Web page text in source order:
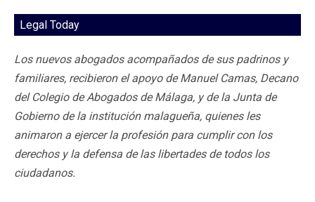
Legal Today
Los nuevos abogados acompañados de sus padrinos y
familiares, recibieron el apoyo de Manuel Camas, Decano
del Colegio de Abogados de Málaga, y de la Junta de
Gobierno de la institución malagueña, quienes les
animaron a ejercer la profesión para cumplir con los
derechos y la defensa de las libertades de todos los
ciudadanos.